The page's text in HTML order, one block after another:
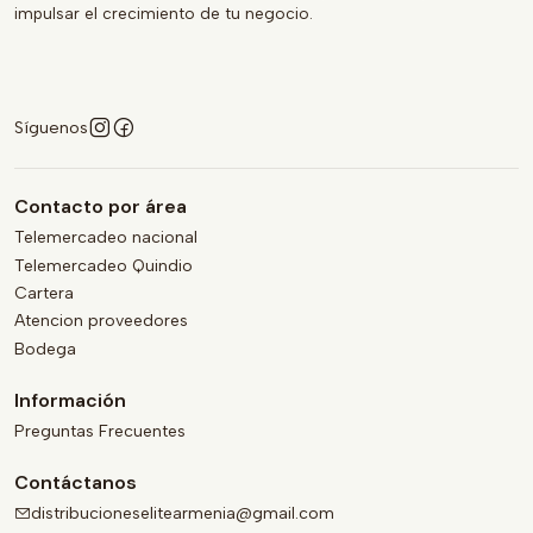
impulsar el crecimiento de tu negocio.
Síguenos
Contacto por área
Telemercadeo nacional
Telemercadeo Quindio
Cartera
Atencion proveedores
Bodega
Información
Preguntas Frecuentes
Contáctanos
distribucioneselitearmenia@gmail.com